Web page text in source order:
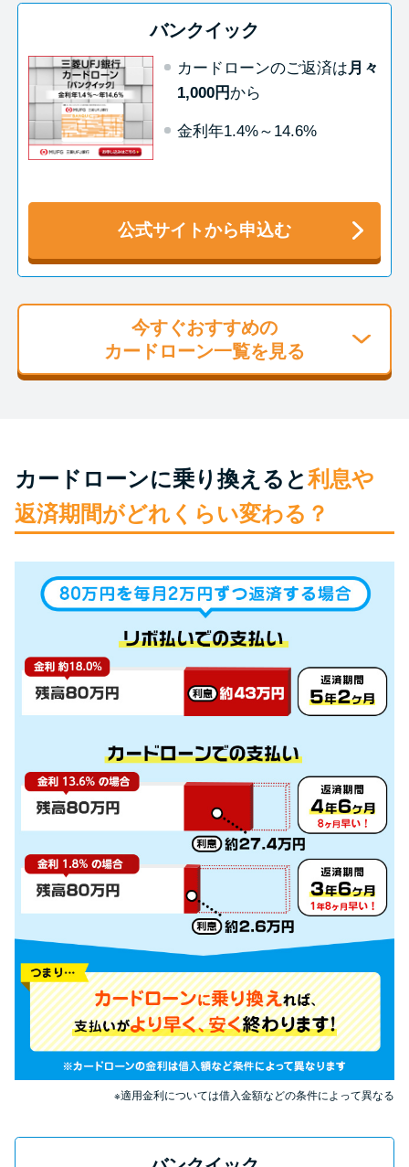
たい…市役所に相談より賢い方
法2選
街金とは？絶対審査通る？借金
い理由
質屋でお金を借りるには？年利
やシステムをカードローンと比
較
未成年でもお金を借りられる？
学生がお金を借りる方法があ
学生がお金を借りる方法は？親
へのバレにくさや将来への影響
を解説
ソフト闇金とは？悪質な手口に
は要注意！
090金融（闇金）からお金を借り
てはいけない理由と借りた場合
の対処法
申し込みブラックとは?判断の目
安や審査に通らない理由
ブラックでもお金を借りるに
は？3つの判断基準と工面法
アコムはブラックでも審査に通
る？ 自分がブラックか確かめる
方法
アコムとレイクどっちがいい
の？ カードローンの選び方を徹
底解説！
説！ もっとも便利でお得な返済
バンクイック
カードローンのご返済は月々
1,000円 から
金利年1.4%～14.6%
公式サイトから申込む
今すぐおすすめの
カードローン一覧を見る
カードローンに乗り換えると利息や
返済期間がどれくらい変わる？
※適用金利については借入金額などの条件によって異なる